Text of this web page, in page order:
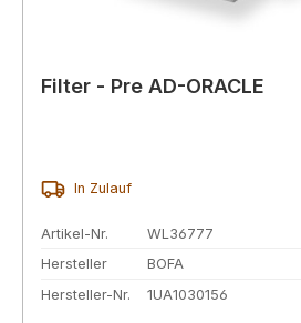
Filter - Pre AD-ORACLE
In Zulauf
Artikel-Nr.
WL36777
Hersteller
BOFA
Hersteller-Nr.
1UA1030156